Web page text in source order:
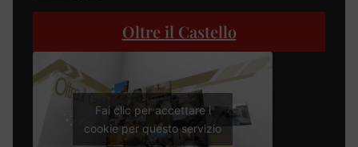
Oltre il Castello
Fai clic per accettare i
cookie per questo servizio